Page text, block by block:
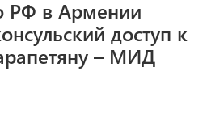
РФ в Армении
доступ к
– МИД